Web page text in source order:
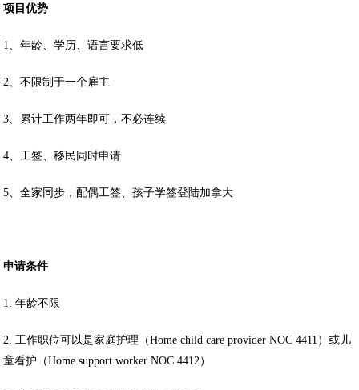
项目优势
1、年龄、学历、语言要求低
2、不限制于一个雇主
3、累计工作两年即可，不必连续
4、工签、移民同时申请
5、全家同步，配偶工签、孩子学签登陆加拿大
申请条件
1. 年龄不限
2. 工作职位可以是家庭护理（Home child care provider NOC 4411）或儿
童看护（Home support worker NOC 4412）